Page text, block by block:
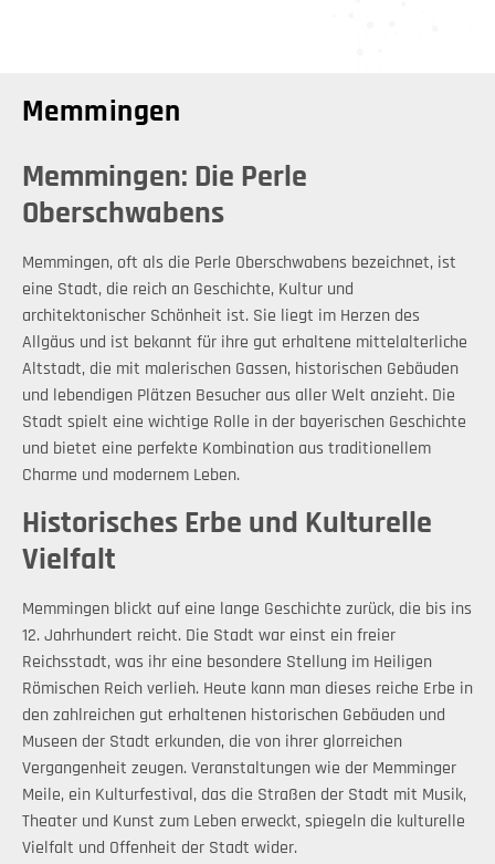
Memmingen
Memmingen: Die Perle
Oberschwabens
Memmingen, oft als die Perle Oberschwabens bezeichnet, ist
eine Stadt, die reich an Geschichte, Kultur und
architektonischer Schönheit ist. Sie liegt im Herzen des
Allgäus und ist bekannt für ihre gut erhaltene mittelalterliche
Altstadt, die mit malerischen Gassen, historischen Gebäuden
und lebendigen Plätzen Besucher aus aller Welt anzieht. Die
Stadt spielt eine wichtige Rolle in der bayerischen Geschichte
und bietet eine perfekte Kombination aus traditionellem
Charme und modernem Leben.
Historisches Erbe und Kulturelle
Vielfalt
Memmingen blickt auf eine lange Geschichte zurück, die bis ins
12. Jahrhundert reicht. Die Stadt war einst ein freier
Reichsstadt, was ihr eine besondere Stellung im Heiligen
Römischen Reich verlieh. Heute kann man dieses reiche Erbe in
den zahlreichen gut erhaltenen historischen Gebäuden und
Museen der Stadt erkunden, die von ihrer glorreichen
Vergangenheit zeugen. Veranstaltungen wie der Memminger
Meile, ein Kulturfestival, das die Straßen der Stadt mit Musik,
Theater und Kunst zum Leben erweckt, spiegeln die kulturelle
Vielfalt und Offenheit der Stadt wider.